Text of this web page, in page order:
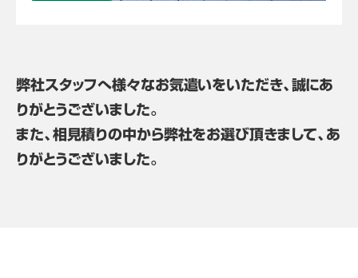
弊社スタッフへ様々なお気遣いをいただき、誠にあ
りがとうございました。
また、相見積りの中から弊社をお選び頂きまして、あ
りがとうございました。